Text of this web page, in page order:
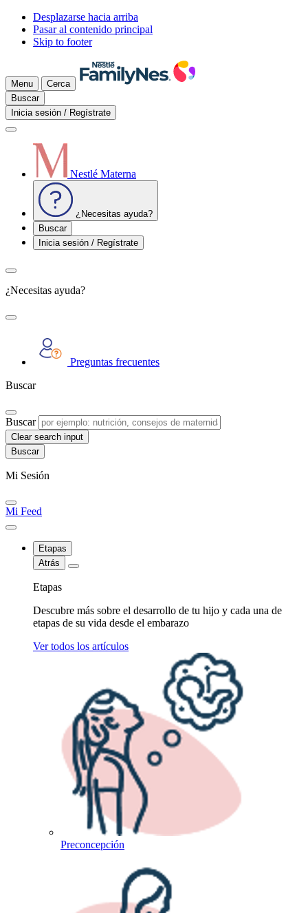
Desplazarse hacia arriba
Pasar al contenido principal
Skip to footer
Menu
Cerca
Buscar
Inicia sesión / Regístrate
Nestlé Materna
¿Necesitas ayuda?
Buscar
Inicia sesión / Regístrate
¿Necesitas ayuda?
Preguntas frecuentes
Buscar
Buscar
Clear search input
Mi Sesión
Mi Feed
Etapas
Atrás
Etapas
Descubre más sobre el desarrollo de tu hijo y cada una de
etapas de su vida desde el embarazo
Ver todos los artículos
Preconcepción